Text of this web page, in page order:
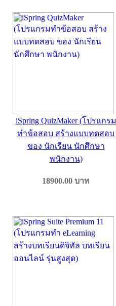
iSpring QuizMaker (โปรแกรม
ทำข้อสอบ สร้างแบบทดสอบ
ของ นักเรียน นักศึกษา
พนักงาน)
18900.00 บาท